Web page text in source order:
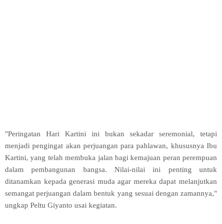
"Peringatan Hari Kartini ini bukan sekadar seremonial, tetapi
menjadi pengingat akan perjuangan para pahlawan, khususnya Ibu
Kartini, yang telah membuka jalan bagi kemajuan peran perempuan
dalam pembangunan bangsa. Nilai-nilai ini penting untuk
ditanamkan kepada generasi muda agar mereka dapat melanjutkan
semangat perjuangan dalam bentuk yang sesuai dengan zamannya,"
ungkap Peltu Giyanto usai kegiatan.